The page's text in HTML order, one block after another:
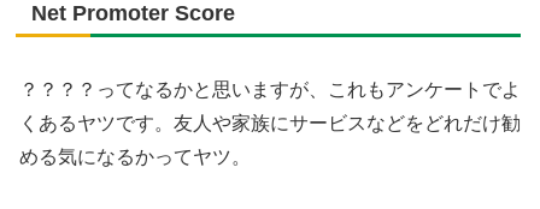
Net Promoter Score
？？？？ってなるかと思いますが、これもアンケートでよ
くあるヤツです。友人や家族にサービスなどをどれだけ勧
める気になるかってヤツ。